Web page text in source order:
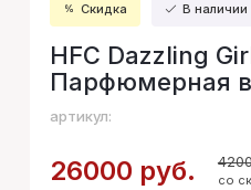
Скидка В наличии
HFC Dazzling
Парфюмерная
артикул:
26000 руб. со